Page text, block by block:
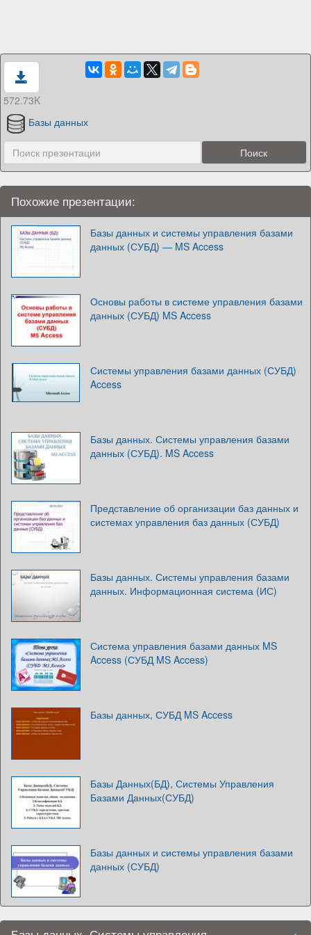
572.73K
Базы данных
Похожие презентации:
Базы данных и системы управления базами
данных (СУБД) — MS Access
Основы работы в системе управления базами
данных (СУБД) MS Access
Системы управления базами данных (СУБД)
Access
Базы данных. Системы управления базами
данных (СУБД). MS Access
Представление об организации баз данных и
системах управления баз данных (СУБД)
Базы данных. Системы управления базами
данных. Информационная система (ИС)
Система управления базами данных MS
Access (СУБД MS Access)
Базы данных, СУБД MS Access
Базы Данных(БД), Системы Управления
Базами Данных(СУБД)
Базы данных и системы управления базами
данных (СУБД)